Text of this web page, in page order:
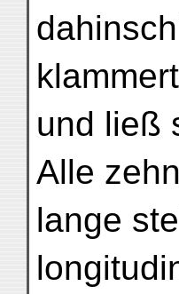
und ließ
Alle
lange